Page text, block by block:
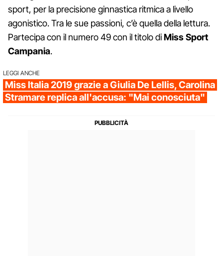
sport, per la precisione ginnastica ritmica a livello
agonistico. Tra le sue passioni, c’è quella della lettura.
Partecipa con il numero 49 con il titolo diMiss Sport
Campania.
LEGGI ANCHE
Miss Italia 2019 grazie a Giulia De Lellis, Carolina
Stramare replica all'accusa: "Mai conosciuta"